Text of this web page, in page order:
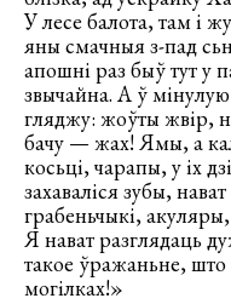
У лесе балота, там і
яны смачныя з-пад
апошні раз быў тут у
звычайна. А ў
гляджу: жоўты жвір,
бачу — жах! Ямы, а
косьці, чарапы, у іх
захаваліся зубы,
грабеньчыкі,
Я нават разглядаць
такое ўражаньне, што
могілках!»